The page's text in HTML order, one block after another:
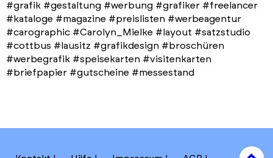
#grafik #gestaltung #werbung #grafiker #freelancer
#kataloge #magazine #preislisten #werbeagentur
#carographic #Carolyn_Mielke #layout #satzstudio
#cottbus #lausitz #grafikdesign #broschüren
#werbegrafik #speisekarten #visitenkarten
#briefpapier #gutscheine #messestand
to